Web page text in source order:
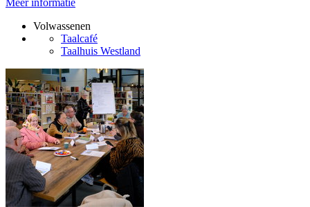
Meer informatie
Volwassenen
Taalcafé
Taalhuis Westland